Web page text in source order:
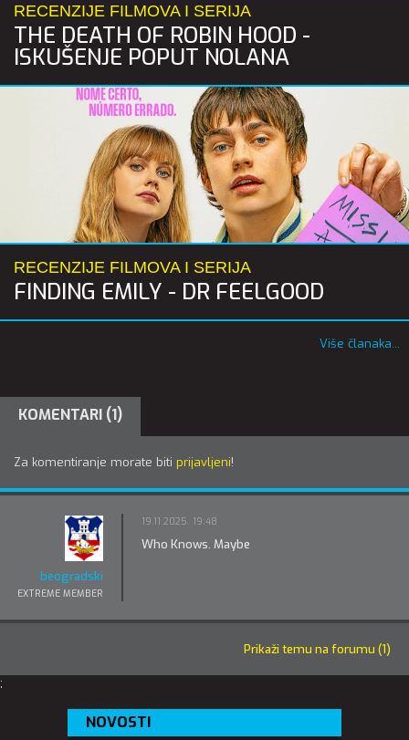
RECENZIJE FILMOVA I SERIJA
THE DEATH OF ROBIN HOOD -
ISKUŠENJE POPUT NOLANA
RECENZIJE FILMOVA I SERIJA
FINDING EMILY - DR FEELGOOD
Više članaka...
KOMENTARI (1)
Za komentiranje morate biti prijavljeni!
beogradski
EXTREME MEMBER
19.11.2025. 19:48
Who Knows. Maybe
Prikaži temu na forumu (1)
;
NOVOSTI